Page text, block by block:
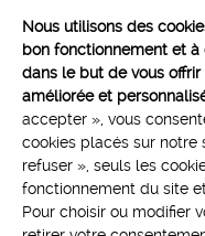
Nous utilisons des
bon fonctionnement et à
dans le but de vous
améliorée et
accepter », vous
cookies placés sur notre
refuser », seuls les
fonctionnement du site
Pour choisir ou modifier